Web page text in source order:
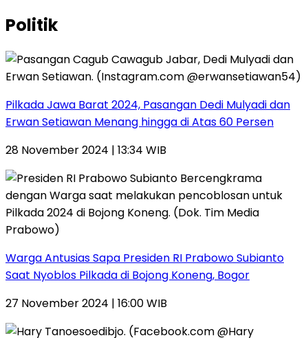
Politik
Pilkada Jawa Barat 2024, Pasangan Dedi Mulyadi dan
Erwan Setiawan Menang hingga di Atas 60 Persen
28 November 2024 | 13:34 WIB
Warga Antusias Sapa Presiden RI Prabowo Subianto
Saat Nyoblos Pilkada di Bojong Koneng, Bogor
27 November 2024 | 16:00 WIB